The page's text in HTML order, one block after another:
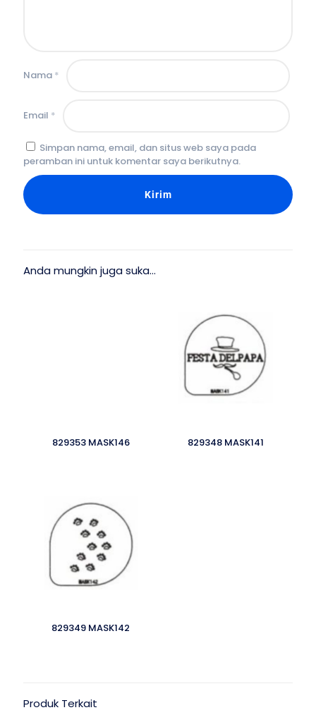
Nama *
Email *
Simpan nama, email, dan situs web saya pada
peramban ini untuk komentar saya berikutnya.
Anda mungkin juga suka…
829353 MASK146 829348 MASK141
829349 MASK142
Produk Terkait